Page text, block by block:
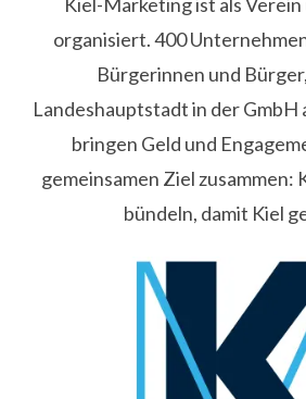
organisiert. 400
Bürgerinnen und
Landeshauptstadt in der GmbH
bringen Geld und
gemeinsamen Ziel
bündeln, damit Kiel